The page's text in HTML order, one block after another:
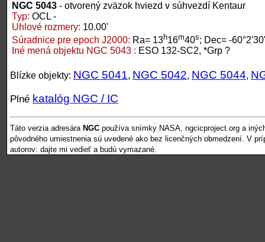
NGC 5043 - otvorený zväzok hviezd v súhvezdí Kentaur
Typ: OCL -
Uhlové rozmery: 10.00'
Súradnice pre epoch J2000: Ra= 13h16m40s; Dec= -
Iné mená objektu NGC 5043 : ESO 132-SC2, *Grp ?
Blízke objekty: NGC 5041, NGC 5042, NGC 5044,
Plné katalóg NGC / IC
Táto verzia adresára NGC používa snímky NASA, ngcicproject.org a
pôvodného umiestnenia sú uvedené ako bez licenčných obmedzení. V
autorov: dajte mi vedieť a budú vymazané.